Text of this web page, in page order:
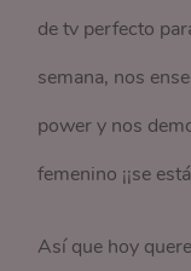
de tv perfecto
semana, nos
power y nos
femenino ¡¡se
Así que hoy